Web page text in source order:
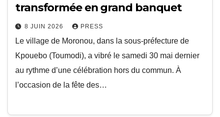
transformée en grand banquet
8 JUIN 2026 PRESS
Le village de Moronou, dans la sous-préfecture de
Kpouebo (Toumodi), a vibré le samedi 30 mai dernier
au rythme d’une célébration hors du commun. À
l’occasion de la fête des…